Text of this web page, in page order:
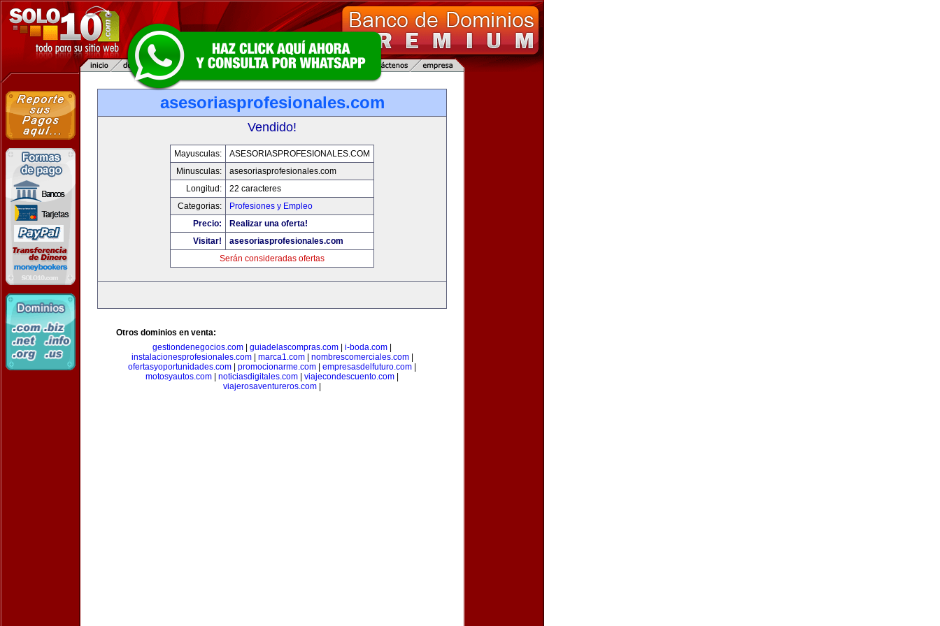
asesoriasprofesionales.com
Vendido!
Mayusculas:
ASESORIASPROFESIONALES.COM
Minusculas:
asesoriasprofesionales.com
Longitud:
22 caracteres
Categorias:
Profesiones y Empleo
Precio:
Realizar una oferta!
Visitar!
asesoriasprofesionales.com
Serán consideradas ofertas
Otros dominios en venta:
gestiondenegocios.com
guiadelascompras.com i-boda.com
instalacionesprofesionales.com| marca1.com| nombrescomerciales.com|
ofertasyoportunidades.com
promocionarme.com empresasdelfuturo.com
motosyautos.com
noticiasdigitales.com viajecondescuento.com
viajerosaventureros.com